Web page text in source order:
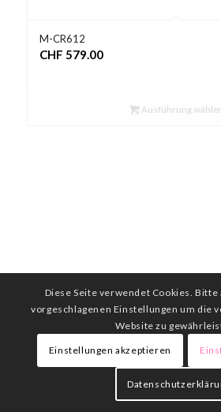
M-CR612
CHF 579.00
Ausführung
Diese Seite verwendet Cookies. Bitte
vorgeschlagenen Einstellungen um die
Website zu
Einstellungen akzeptieren